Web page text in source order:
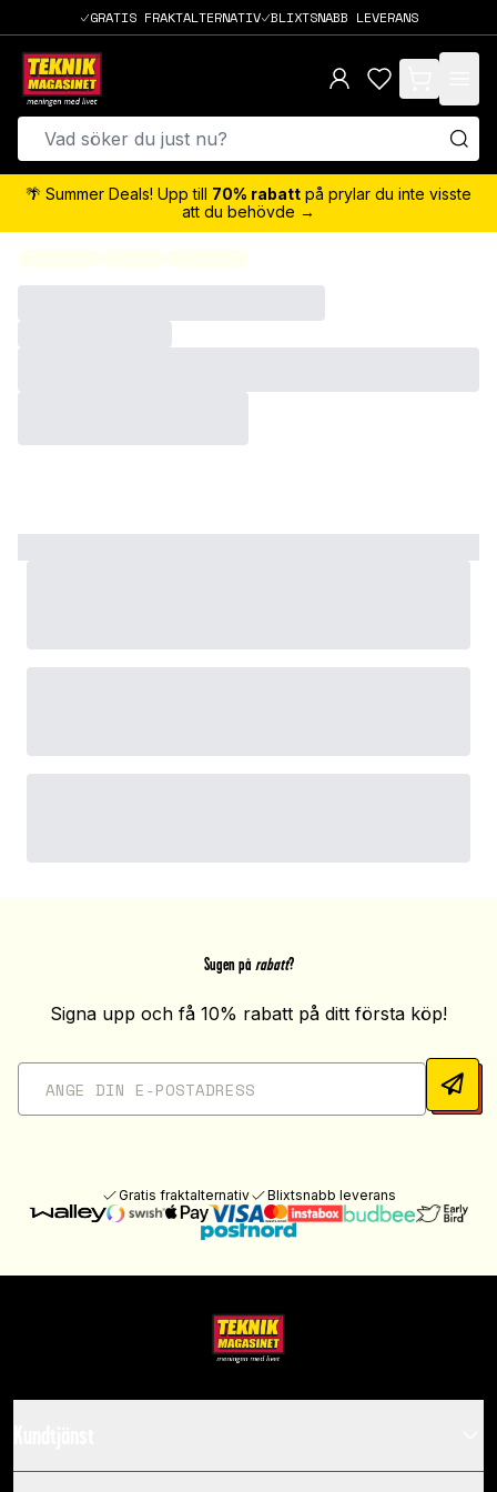
GRATIS FRAKTALTERNATIV BLIXTSNABB LEVERANS
items in cart,
🌴 Summer Deals! Upp till 70% rabatt på prylar du inte visste
att du behövde →
Sugen på rabatt?
Signa upp och få 10% rabatt på ditt första köp!
Gratis fraktalternativ Blixtsnabb leverans